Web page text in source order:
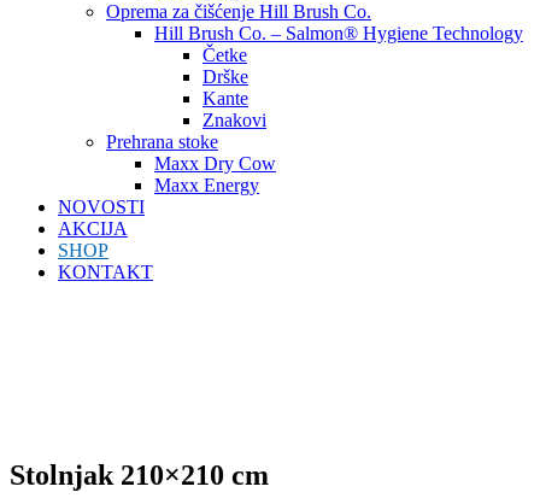
Oprema za čišćenje Hill Brush Co.
Hill Brush Co. – Salmon® Hygiene Technology
Četke
Drške
Kante
Znakovi
Prehrana stoke
Maxx Dry Cow
Maxx Energy
NOVOSTI
AKCIJA
SHOP
KONTAKT
Stolnjak 210×210 cm